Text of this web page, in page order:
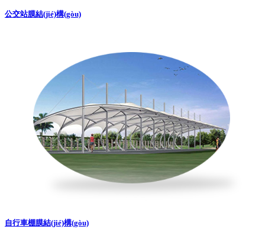
公交站膜結(jié)構(gòu)
自行車棚膜結(jié)構(gòu)